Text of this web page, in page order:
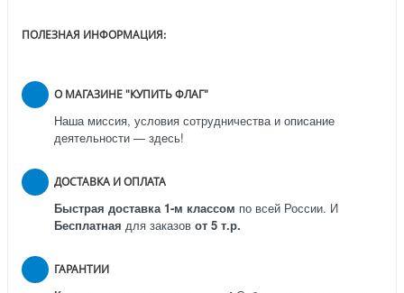
ПОЛЕЗНАЯ ИНФОРМАЦИЯ:
О МАГАЗИНЕ "КУПИТЬ ФЛАГ"
Наша миссия, условия сотрудничества и описание
деятельности — здесь!
ДОСТАВКА И ОПЛАТА
Быстрая доставка 1-м классом по всей России. И
Бесплатная для заказов от 5 т.р.
ГАРАНТИИ